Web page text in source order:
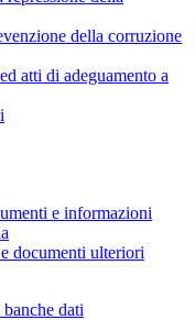
della corruzione
atti di adeguamento a
e informazioni
documenti ulteriori
dati